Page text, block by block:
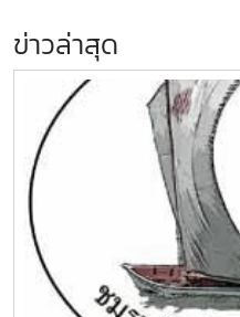
ข่าวล่าสุด